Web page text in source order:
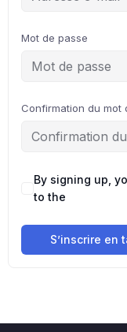
Mot de passe
Confirmation du mot
By signing up,
to the
S’inscrire en